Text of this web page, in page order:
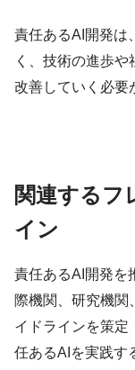
責任あるAI開発は
く、技術の進歩や
改善していく必要
関連するフ
イン
責任あるAI開発を
際機関、研究機関
イドラインを策定
任あるAIを実践す